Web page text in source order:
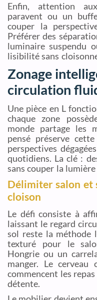
Enfin, attention
paravent ou un
couper la
Préférer des
luminaire suspendu
lisibilité sans
Zonage
circulation
Une pièce en L
chaque zone
monde partage les
pensé préserve
perspectives
quotidiens. La clé :
sans couper la
Délimiter salon et
cloison
Le défi consiste à
laissant le regard
sol reste la méthode
texturé pour le
Hongrie ou un
manger. Le cerveau
commencent les
détente.